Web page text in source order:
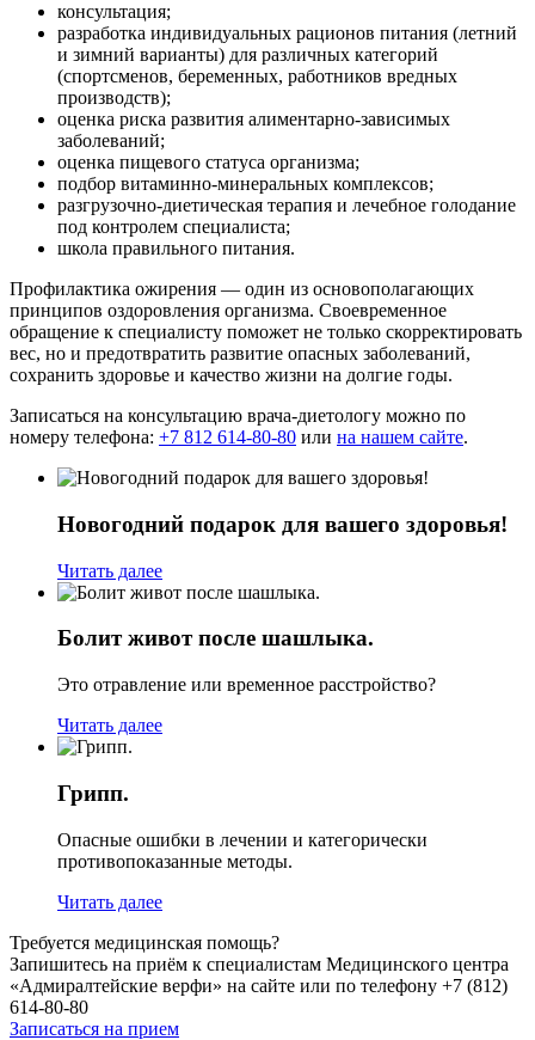
консультация;
разработка индивидуальных рационов питания (летний
и зимний варианты) для различных категорий
(спортсменов, беременных, работников вредных
производств);
оценка риска развития алиментарно-зависимых
заболеваний;
оценка пищевого статуса организма;
подбор витаминно-минеральных комплексов;
разгрузочно-диетическая терапия и лечебное голодание
под контролем специалиста;
школа правильного питания.
Профилактика ожирения — один из основополагающих
принципов оздоровления организма. Своевременное
обращение к специалисту поможет не только скорректировать
вес, но и предотвратить развитие опасных заболеваний,
сохранить здоровье и качество жизни на долгие годы.
Записаться на консультацию врача-диетологу можно по
номеру телефона: +7 812 614-80-80 или на нашем сайте.
Новогодний подарок для вашего здоровья!
Читать далее
Болит живот после шашлыка.
Это отравление или временное расстройство?
Читать далее
Грипп.
Опасные ошибки в лечении и категорически
противопоказанные методы.
Читать далее
Требуется медицинская помощь?
Запишитесь на приём к специалистам Медицинского центра
«Адмиралтейские верфи» на сайте или по телефону +7 (812)
614-80-80
Записаться на прием